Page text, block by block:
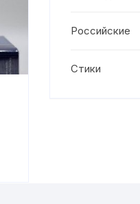
Российские
Стики